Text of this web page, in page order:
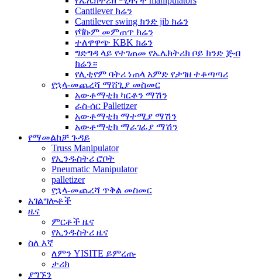
Cantilever ክሬን
Cantilever swing ክንድ jib ክሬን
የቫኩም መምጠጥ ክሬን
ተለዋዋጭ KBK ክሬን
ግድግዳ ላይ የተገጠመ የኤሌክትሪክ ቦይ ክንድ ጅብ
ክሬን።
የሊቲየም ባትሪ ነጠላ አምድ የታገዘ ተቆጣጣሪ
የኋላ-መጨረሻ ማሸጊያ መስመር
አውቶማቲክ ካርቶን ማሽን
ራስ-ሰር Palletizer
አውቶማቲክ ማተሚያ ማሽን
አውቶማቲክ ማራገፊያ ማሽን
የማመልከቻ ጉዳይ
Truss Manipulator
የኢንዱስትሪ ሮቦት
Pneumatic Manipulator
palletizer
የኋላ-መጨረሻ ጥቅል መስመር
አገልግሎቶች
ዜና
ምርቶች ዜና
የኢንዱስትሪ ዜና
ስለ እኛ
ለምን YISITE ይምረጡ
ታሪክ
ያግኙን